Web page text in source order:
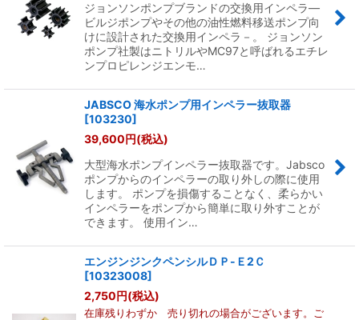
ジョンソンポンプブランドの交換用インペラ―
ビルジポンプやその他の油性燃料移送ポンプ向
けに設計された交換用インペラ－。 ジョンソン
ポンプ社製はニトリルやMC97と呼ばれるエチレ
ンプロピレンジエンモ…
JABSCO 海水ポンプ用インペラー抜取器
[103230]
39,600円(税込)
大型海水ポンプインペラー抜取器です。Jabsco
ポンプからのインペラーの取り外しの際に使用
します。 ポンプを損傷することなく、柔らかい
インペラーをポンプから簡単に取り外すことが
できます。 使用イン…
エンジンジンクペンシルＤＰ-Ｅ2Ｃ
[10323008]
2,750円(税込)
在庫残りわずか 売り切れの場合がございます。ご